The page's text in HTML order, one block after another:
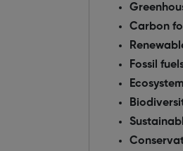
Carbon
Fossil
Ecosystem